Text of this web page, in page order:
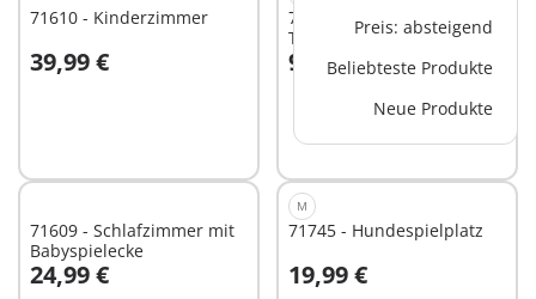
Preis: absteigend
Beliebteste Produkte
Neue Produkte
71610 - Kinderzimmer
39,99 €
In den Warenkorb
71748 - Schildkröten-
Terrarium
9,99 €In den Warenkorb
71609 - Schlafzimmer mit
Babyspielecke
24,99 €
In den Warenkorb
M
71745 - Hundespielplatz
19,99 €
In den Warenkorb